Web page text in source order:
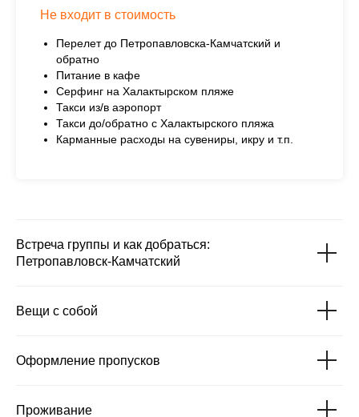
Не входит в стоимость
Перелет до Петропавловска-Камчатский и
обратно
Питание в кафе
Серфинг на Халактырском пляже
Такси из/в аэропорт
Такси до/обратно с Халактырского пляжа
Карманные расходы на сувениры, икру и т.п.
Встреча группы и как добраться:
Петропавловск-Камчатский
Вещи с собой
Оформление пропусков
Проживание